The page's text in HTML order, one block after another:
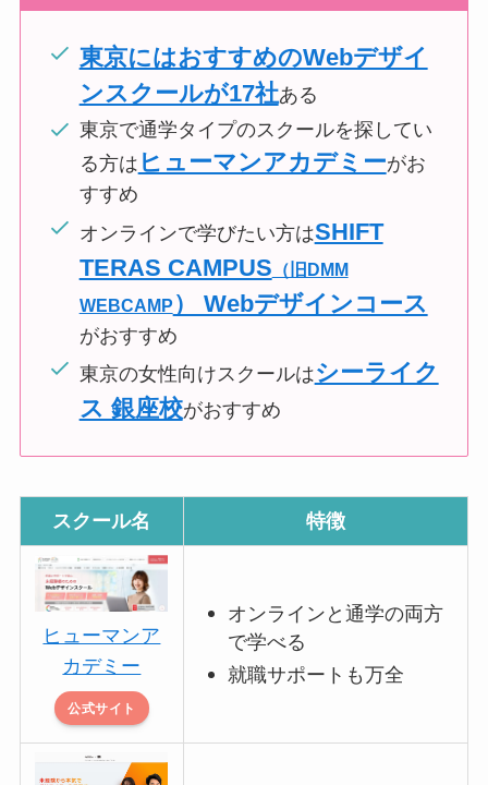
東京にはおすすめのWebデザイ
ンスクールが17社ある
東京で通学タイプのスクールを探してい
る方は ヒューマンアカデミーがお
すすめ
オンラインで学びたい方はSHIFT
TERAS CAMPUS （旧DMM
WEBCAMP ） Webデザインコース
がおすすめ
東京の女性向けスクールはシーライク
ス 銀座校がおすすめ
スクール名 特徴
ヒューマンア
カデミー
公式サイト
オンラインと通学の両方
で学べる
就職サポートも万全